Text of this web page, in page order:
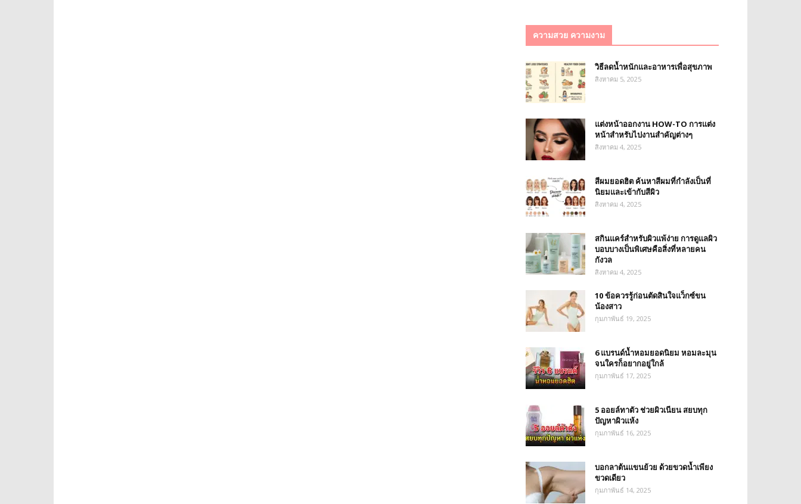
ความสวย ความงาม
วิธีลดน้ำหนักและอาหารเพื่อสุขภาพ
สิงหาคม 5, 2025
แต่งหน้าออกงาน HOW-TO การแต่ง
หน้าสำหรับไปงานสำคัญต่างๆ
สิงหาคม 4, 2025
สีผมยอดฮิต ค้นหาสีผมที่กำลังเป็นที่
นิยมและเข้ากับสีผิว
สิงหาคม 4, 2025
สกินแคร์สำหรับผิวแพ้ง่าย การดูแลผิว
บอบบางเป็นพิเศษคือสิ่งที่หลายคน
กังวล
สิงหาคม 4, 2025
10 ข้อควรรู้ก่อนตัดสินใจแว็กซ์ขน
น้องสาว
กุมภาพันธ์ 19, 2025
6 แบรนด์น้ำหอมยอดนิยม หอมละมุน
จนใครก็อยากอยู่ใกล้
กุมภาพันธ์ 17, 2025
5 ออยล์ทาตัว ช่วยผิวเนียน สยบทุก
ปัญหาผิวแห้ง
กุมภาพันธ์ 16, 2025
บอกลาต้นแขนย้วย ด้วยขวดน้ำเพียง
ขวดเดียว
กุมภาพันธ์ 14, 2025